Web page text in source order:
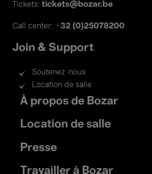
Tickets: tickets@bozar.be
Call center: +32 (0)25078200
Join & Support
Soutenez-nous
Location de salle
Footer
menu
À propos de Bozar
Location de salle
Presse
Travailler à Bozar